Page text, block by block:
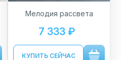
Мелодия рассвета
7 333 ₽
КУПИТЬ СЕЙЧАС